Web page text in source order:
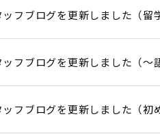
フブログを更新しました（留
フブログを更新しました（～
フブログを更新しました（初